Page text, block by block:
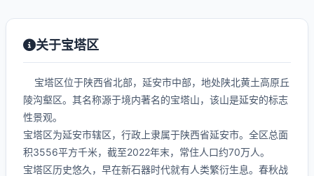
关于宝塔区
宝塔区位于陕西省北部，延安市中部，地处陕北黄土高原丘
陵沟壑区。其名称源于境内著名的宝塔山，该山是延安的标志
性景观。
宝塔区为延安市辖区，行政上隶属于陕西省延安市。全区总面
积3556平方千米，截至2022年末，常住人口约70万人。
宝塔区历史悠久，早在新石器时代就有人类繁衍生息。春秋战